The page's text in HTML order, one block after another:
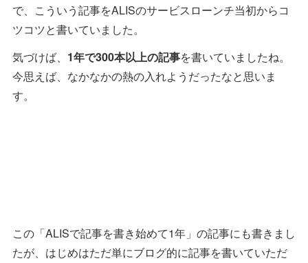
で、こういう記事をALISのサービスローンチ当初からコ
ツコツと書いていました。
気づけば、 1年で300本以上の記事を書いていましたね。
今思えば、なかなかの熱の入れようだったなと思いま
す。
この「ALISで記事を書き始めて1年」の記事にも書きまし
たが、はじめはただ単にブログ的に記事を書いていただ